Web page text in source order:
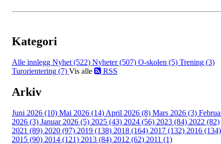
Kategori
Alle innlegg Nyhet (522) Nyheter (507) O-skolen (5) Trening (3)
Turorientering (7) Vis alle RSS
Arkiv
Juni 2026 (10) Mai 2026 (14) April 2026 (8) Mars 2026 (3)
2026 (3) Januar 2026 (5) 2025 (43) 2024 (56) 2023 (84) 2022 (82)
2021 (89) 2020 (97) 2019 (138) 2018 (164) 2017 (132) 2016 (134)
2015 (90) 2014 (121) 2013 (84) 2012 (62) 2011 (1)